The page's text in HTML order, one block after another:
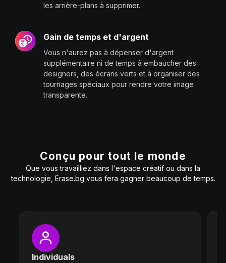
les arrière-plans à supprimer.
Gain de temps et d'argent
Vous n'aurez pas à dépenser d'argent
supplémentaire ni de temps à embaucher des
designers, des écrans verts et à organiser des
tournages spéciaux pour rendre votre image
transparente.
Conçu pour tout le monde
Que vous travailliez dans l'espace créatif ou dans la
technologie, Erase.bg vous fera gagner beaucoup de temps.
Individuals